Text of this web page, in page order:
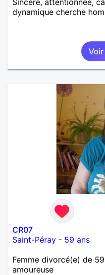
dynamique cherche
CR07
Saint-Péray - 59 ans
Femme divorcé(e) de
amoureuse